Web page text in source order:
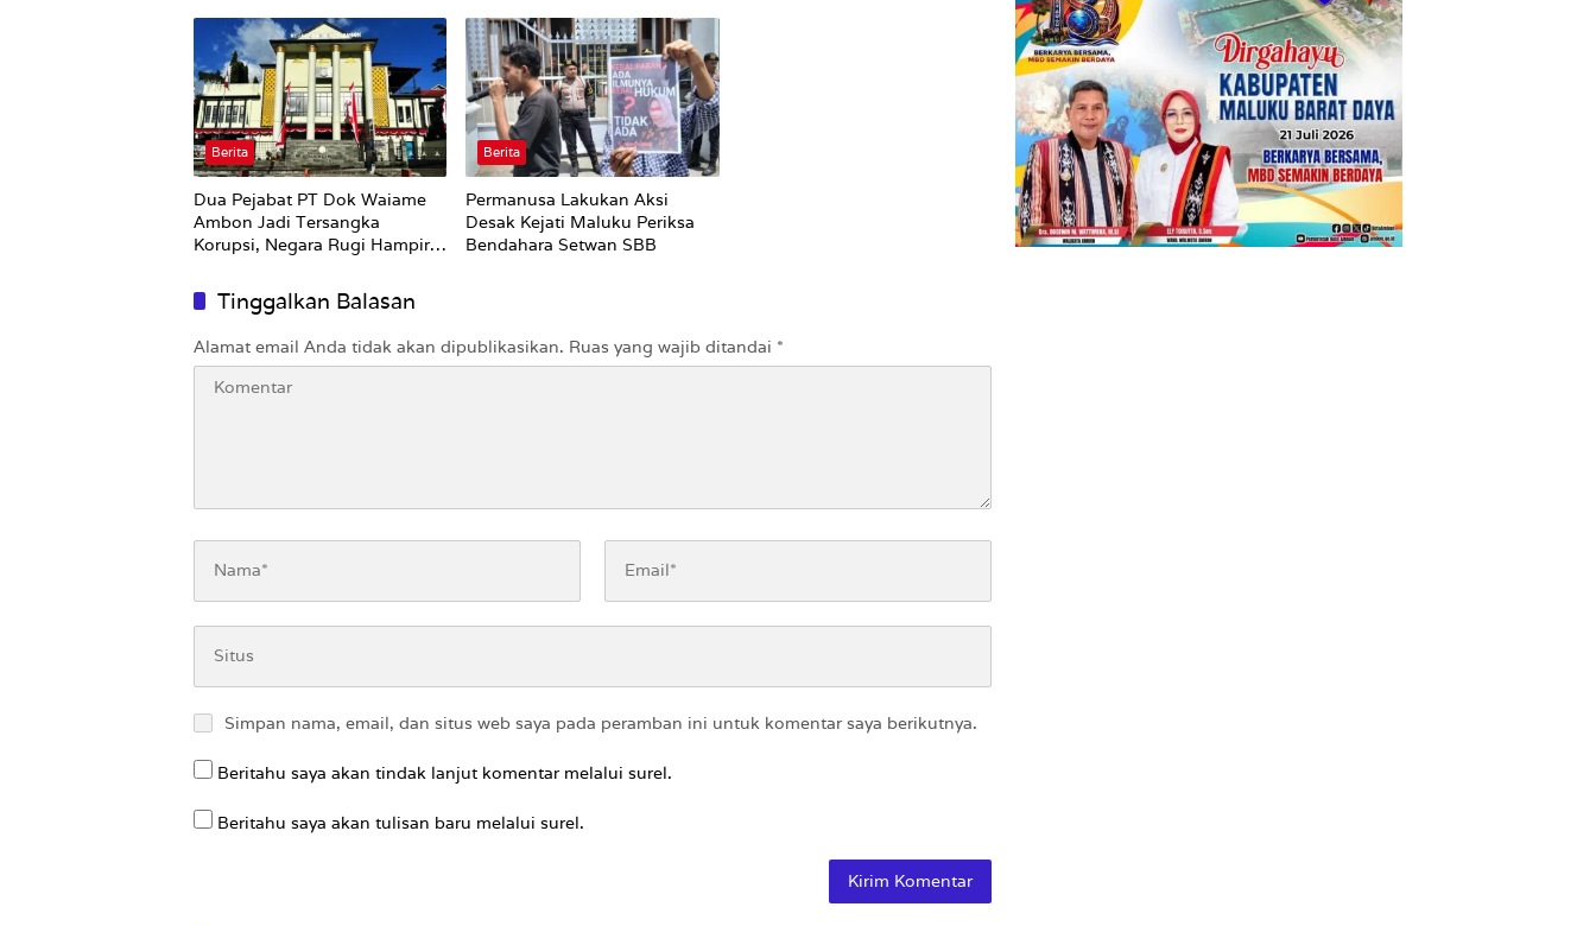
Berita
Dua Pejabat PT Dok Waiame
Ambon Jadi Tersangka
Korupsi, Negara Rugi Hampir
Berita
Permanusa Lakukan Aksi
Desak Kejati Maluku Periksa
Bendahara Setwan SBB
Tinggalkan Balasan
Alamat email Anda tidak akan dipublikasikan. Ruas yang wajib ditandai *
Simpan nama, email, dan situs web saya pada peramban ini untuk komentar saya berikutnya.
Beritahu saya akan tindak lanjut komentar melalui surel.
Beritahu saya akan tulisan baru melalui surel.